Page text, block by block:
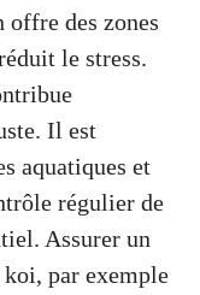
offre des zones
le stress.
Il est
aquatiques et
régulier de
Assurer un
koi, par exemple